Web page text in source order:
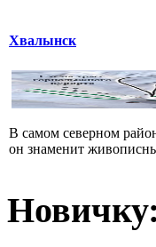
Хвалынск
В самом северном
он знаменит
Новичку: